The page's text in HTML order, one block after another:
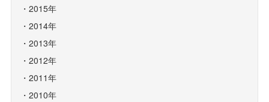
2015年
2014年
2013年
2012年
2011年
2010年